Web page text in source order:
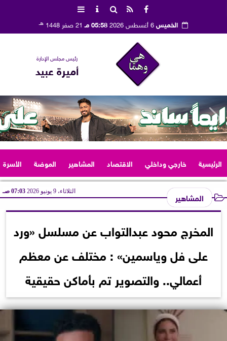
الخميس 05:58 مـ 21 صفر 1448 هـ
رئيس مجلس الإدارة
أميرة عبيد
الرئيسية خارجي وداخلي الاقتصاد المشاهير الموضة الأسرة
المشاهير الثلاثاء، 9 يونيو 2026 07:03 صـ
المخرج محود عبدالتواب عن مسلسل «ورد
على فل وياسمين» : مختلف عن معظم
أعمالي.. والتصوير تم بأماكن حقيقية